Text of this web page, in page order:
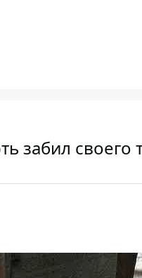
забил своего